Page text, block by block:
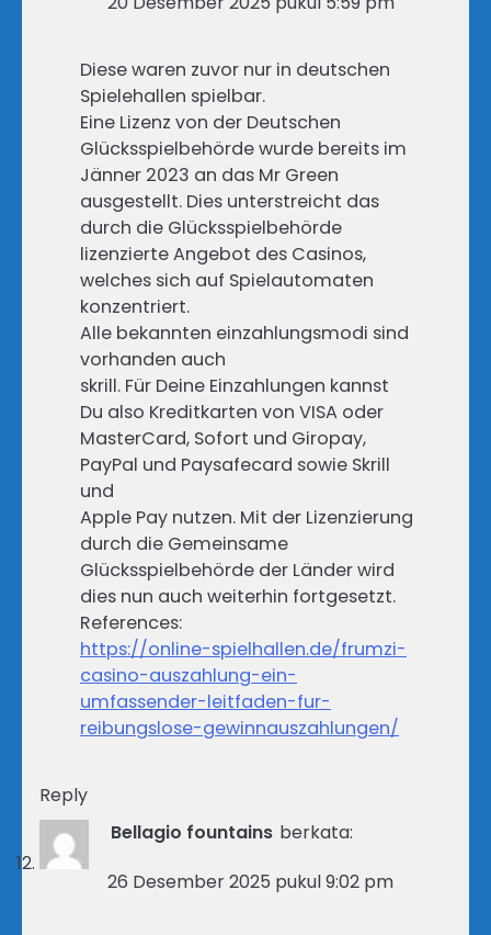
Diese waren zuvor nur in deutschen
Spielehallen spielbar.
Eine Lizenz von der Deutschen
Glücksspielbehörde wurde bereits im
Jänner 2023 an das Mr Green
ausgestellt. Dies unterstreicht das
durch die Glücksspielbehörde
lizenzierte Angebot des Casinos,
welches sich auf Spielautomaten
konzentriert.
Alle bekannten einzahlungsmodi sind
vorhanden auch
skrill. Für Deine Einzahlungen kannst
Du also Kreditkarten von VISA oder
MasterCard, Sofort und Giropay,
PayPal und Paysafecard sowie Skrill
und
Apple Pay nutzen. Mit der Lizenzierung
durch die Gemeinsame
Glücksspielbehörde der Länder wird
dies nun auch weiterhin fortgesetzt.
References:
https://online-spielhallen.de/frumzi-
casino-auszahlung-ein-
umfassender-leitfaden-fur-
reibungslose-gewinnauszahlungen/
Reply
Bellagio fountains berkata:
26 Desember 2025 pukul 9:02 pm